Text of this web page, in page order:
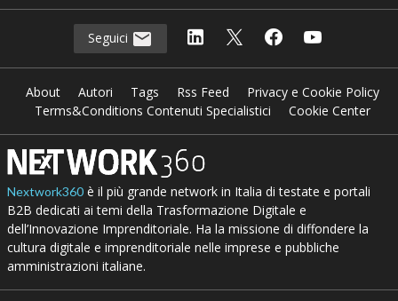
Seguici
About Autori Tags Rss Feed
Privacy e Cookie Policy
Terms&Conditions Contenuti Specialistici
Cookie Center
Nextwork360è il più grande network in Italia di testate e portali
B2B dedicati ai temi della Trasformazione Digitale e
dell’Innovazione Imprenditoriale. Ha la missione di diffondere la
cultura digitale e imprenditoriale nelle imprese e pubbliche
amministrazioni italiane.